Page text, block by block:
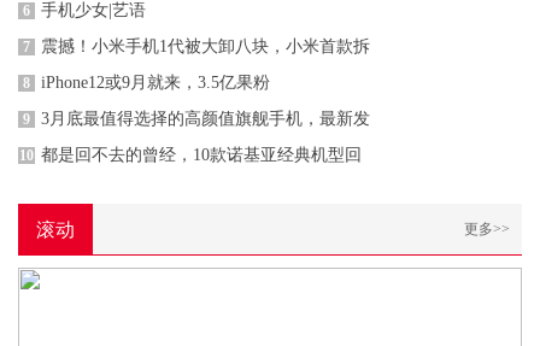
6 手机少女|艺语
7 震撼！小米手机1代被大卸八块，小米首款拆
8 iPhone12或9月就来，3.5亿果粉
9 3月底最值得选择的高颜值旗舰手机，最新发
10 都是回不去的曾经，10款诺基亚经典机型回
滚动 更多>>